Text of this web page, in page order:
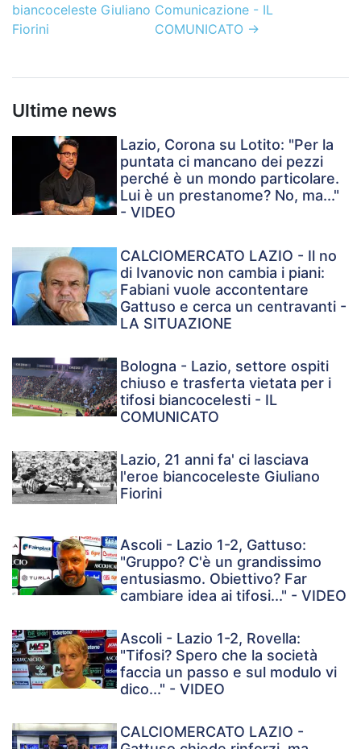
biancoceleste Giuliano
Fiorini
Comunicazione - IL
COMUNICATO →
Ultime news
Lazio, Corona su Lotito: "Per la
puntata ci mancano dei pezzi
perché è un mondo particolare.
Lui è un prestanome? No, ma..."
- VIDEO
CALCIOMERCATO LAZIO - Il no
di Ivanovic non cambia i piani:
Fabiani vuole accontentare
Gattuso e cerca un centravanti -
LA SITUAZIONE
Bologna - Lazio, settore ospiti
chiuso e trasferta vietata per i
tifosi biancocelesti - IL
COMUNICATO
Lazio, 21 anni fa' ci lasciava
l'eroe biancoceleste Giuliano
Fiorini
Ascoli - Lazio 1-2, Gattuso:
"Gruppo? C'è un grandissimo
entusiasmo. Obiettivo? Far
cambiare idea ai tifosi..." - VIDEO
Ascoli - Lazio 1-2, Rovella:
"Tifosi? Spero che la società
faccia un passo e sul modulo vi
dico..." - VIDEO
CALCIOMERCATO LAZIO -